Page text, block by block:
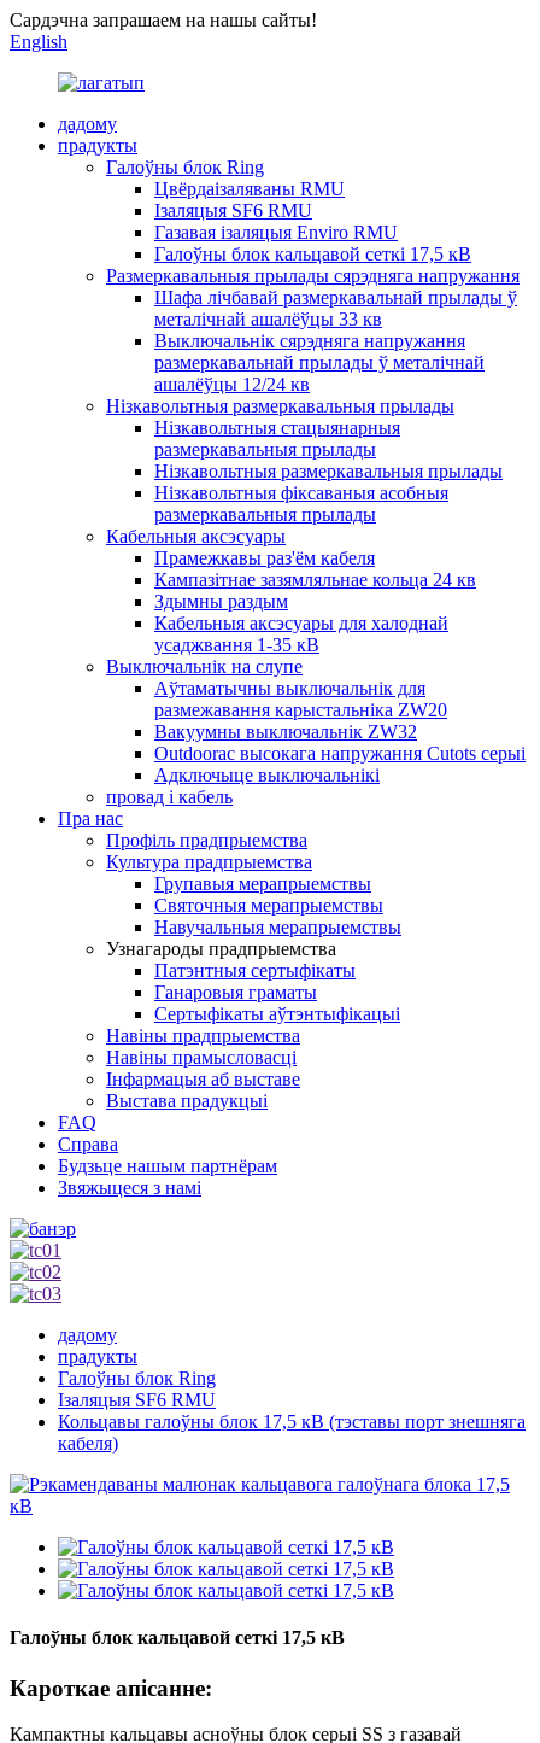
Сардэчна запрашаем на нашы сайты!
English
дадому
прадукты
Галоўны блок Ring
Цвёрдаізаляваны RMU
Ізаляцыя SF6 RMU
Газавая ізаляцыя Enviro RMU
Галоўны блок кальцавой сеткі 17,5 кВ
Размеркавальныя прылады сярэдняга напружання
Шафа лічбавай размеркавальнай прылады ў
металічнай ашалёўцы 33 кв
Выключальнік сярэдняга напружання
размеркавальнай прылады ў металічнай
ашалёўцы 12/24 кв
Нізкавольтныя размеркавальныя прылады
Нізкавольтныя стацыянарныя
размеркавальныя прылады
Нізкавольтныя размеркавальныя прылады
Нізкавольтныя фіксаваныя асобныя
размеркавальныя прылады
Кабельныя аксэсуары
Прамежкавы раз'ём кабеля
Кампазітнае зазямляльнае кольца 24 кв
Здымны раздым
Кабельныя аксэсуары для халоднай
усаджвання 1-35 кВ
Выключальнік на слупе
Аўтаматычны выключальнік для
размежавання карыстальніка ZW20
Вакуумны выключальнік ZW32
Outdoorac высокага напружання Cutots серыі
Адключыце выключальнікі
провад і кабель
Пра нас
Профіль прадпрыемства
Культура прадпрыемства
Групавыя мерапрыемствы
Святочныя мерапрыемствы
Навучальныя мерапрыемствы
Узнагароды прадпрыемства
Патэнтныя сертыфікаты
Ганаровыя граматы
Сертыфікаты аўтэнтыфікацыі
Навіны прадпрыемства
Навіны прамысловасці
Інфармацыя аб выставе
Выстава прадукцыі
FAQ
Справа
Будзьце нашым партнёрам
Звяжыцеся з намі
дадому
прадукты
Галоўны блок Ring
Ізаляцыя SF6 RMU
Кольцавы галоўны блок 17,5 кВ (тэставы порт знешняга
кабеля)
Галоўны блок кальцавой сеткі 17,5 кВ
Кароткае апісанне:
Кампактны кальцавы асноўны блок серыі SS з газавай